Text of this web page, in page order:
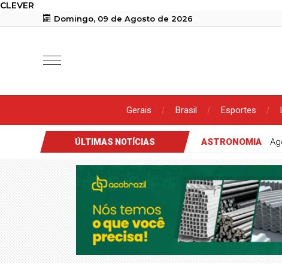
CLEVER
Domingo, 09 de Agosto de 2026
Gerais Brasil Esportes
ÚLTIMAS NOTÍCIAS ASTRONOMIA